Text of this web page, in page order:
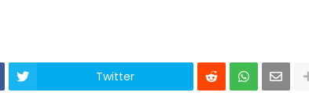
Twitter